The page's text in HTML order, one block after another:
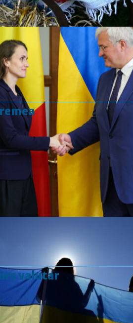
valutar
Curs valutar: 07 Aug 2026
EUR
: 5,2554 RON
+0,0041 ▲